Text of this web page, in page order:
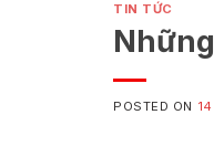
TIN TỨC
POSTED ON